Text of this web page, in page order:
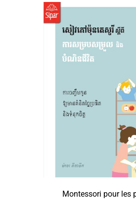
Montessori pour les